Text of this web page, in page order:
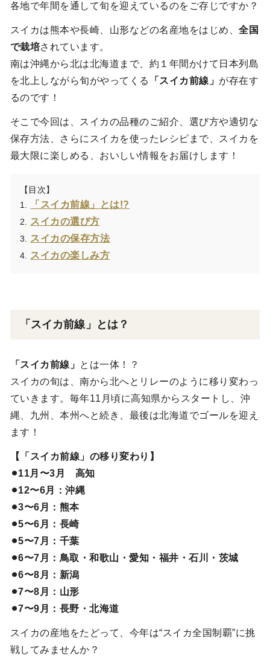
各地で年間を通して旬を迎えているのをご存じですか？
スイカは熊本や長崎、山形などの名産地をはじめ、全国
で栽培されています。
南は沖縄から北は北海道まで、約１年間かけて日本列島
を北上しながら旬がやってくる
「スイカ前線」 が存在す
るのです！
そこで今回は、スイカの品種のご紹介、選び方や適切な
保存方法、さらにスイカを使ったレシピまで、スイカを
最大限に楽しめる、おいしい情報をお届けします！
【目次】
1.
「スイカ前線」とは!?
2. スイカの選び方
3. スイカの保存方法
4. スイカの楽しみ方
「スイカ前線」とは？
「スイカ前線」 とは一体！？
スイカの旬は、南から北へとリレーのように移り変わっ
ていきます。毎年11月頃に高知県からスタートし、沖
縄、九州、本州へと続き、最後は北海道でゴールを迎え
ます！
【「スイカ前線」の移り変わり】
⚫︎11月〜3月 高知
⚫︎12〜6月：沖縄
⚫︎3〜6月：熊本
⚫︎5〜6月：長崎
⚫︎5〜7月：千葉
⚫︎6〜7月：鳥取・和歌山・愛知・福井・石川・茨城
⚫︎6〜8月：新潟
⚫︎7〜8月：山形
⚫︎7〜9月：長野・北海道
スイカの産地をたどって、今年は“スイカ全国制覇”に挑
戦してみませんか？